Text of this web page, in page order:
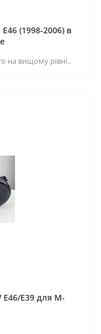
(1998-2006) в
на вищому рівні..
E39 для M-